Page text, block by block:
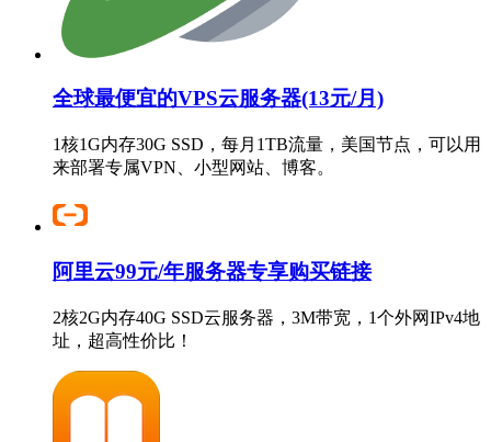
全球最便宜的VPS云服务器(13元/月)
1核1G内存30G SSD，每月1TB流量，美国节点，可以用
来部署专属VPN、小型网站、博客。
阿里云99元/年服务器专享购买链接
2核2G内存40G SSD云服务器，3M带宽，1个外网IPv4地
址，超高性价比！